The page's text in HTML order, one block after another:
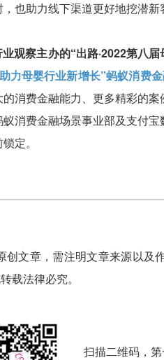
也助力线下渠道更好地挖潜新
观察主办的“出路·2022第八
力母婴行业新增长”蚂蚁消费
消费金融能力、更多精彩的
消费金融场景事业部及支付
定。
创文章，需注明文章来源以及
载法律必究。
扫描二维码，第